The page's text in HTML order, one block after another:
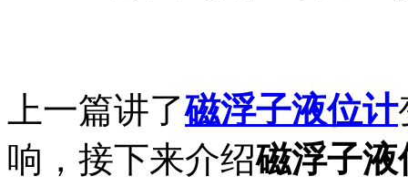
上一篇讲了磁浮子液位计
响，接下来介绍磁浮子液